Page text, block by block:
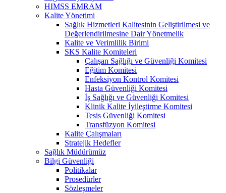
HIMSS EMRAM
Kalite Yönetimi
Sağlık Hizmetleri Kalitesinin Geliştirilmesi ve
Değerlendirilmesine Dair Yönetmelik
Kalite ve Verimlilik Birimi
SKS Kalite Komiteleri
Çalışan Sağlığı ve Güvenliği Komitesi
Eğitim Komitesi
Enfeksiyon Kontrol Komitesi
Hasta Güvenliği Komitesi
İş Sağlığı ve Güvenliği Komitesi
Klinik Kalite İyileştirme Komitesi
Tesis Güvenliği Komitesi
Transfüzyon Komitesi
Kalite Çalışmaları
Stratejik Hedefler
Sağlık Müdürümüz
Bilgi Güvenliği
Politikalar
Prosedürler
Sözleşmeler